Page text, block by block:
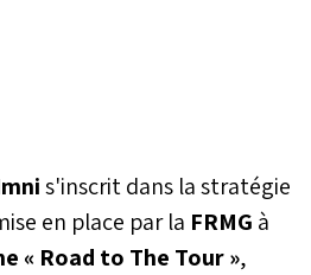
s'inscrit dans la stratégie
en place par la FRMG à
« Road to The Tour »,